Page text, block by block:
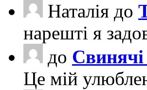
Наталія до
нарешті я
до
Це мій